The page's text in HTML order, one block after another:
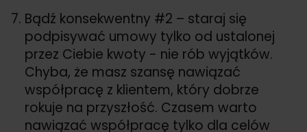
Bądź konsekwentny #2 – staraj się
podpisywać umowy tylko od ustalonej
przez Ciebie kwoty - nie rób wyjątków.
Chyba, że masz szansę nawiązać
współpracę z klientem, który dobrze
rokuje na przyszłość. Czasem warto
nawiązać współpracę tylko dla celów